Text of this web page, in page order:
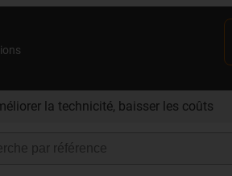
la technicité, baisser les coûts